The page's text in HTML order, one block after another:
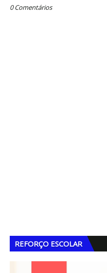
0 Comentários
REFORÇO ESCOLAR